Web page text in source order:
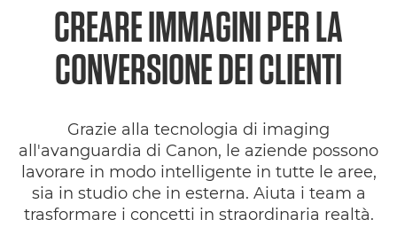
PanoramicaCREARE IMMAGINI PER LA
CONVERSIONE DEI CLIENTI
Grazie alla tecnologia di imaging
all'avanguardia di Canon, le aziende possono
lavorare in modo intelligente in tutte le aree,
sia in studio che in esterna. Aiuta i team a
trasformare i concetti in straordinaria realtà.